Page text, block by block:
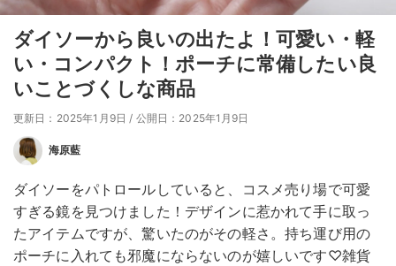
ダイソーから良いの出たよ！可愛い・軽
い・コンパクト！ポーチに常備したい良
いことづくしな商品
更新日：2025年1月9日 / 公開日：2025年1月9日
海原藍
ダイソーをパトロールしていると、コスメ売り場で可愛
すぎる鏡を見つけました！デザインに惹かれて手に取っ
たアイテムですが、驚いたのがその軽さ。持ち運び用の
ポーチに入れても邪魔にならないのが嬉しいです♡雑貨